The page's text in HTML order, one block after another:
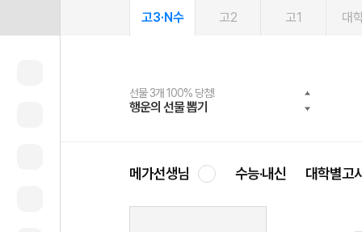
고3·N수 고2 고1 대
선물 3개 100% 당첨!
행운의 선물 뽑기
선물 100% 증정!
메가스터디 X 올리브
여름방학 스터디 캐시백
메가런 썸머스쿨
2027 러셀 단과
강사 공개선발
스마트러닝앱
설문 EVENT
메가패스
3일 무료 체험권
메가패스 수강생 무료혜택!
메가클럽 멤버십
사회공헌 캠페인
희망이룸 메가나눔
메가선생님 수능·내신 대학별고